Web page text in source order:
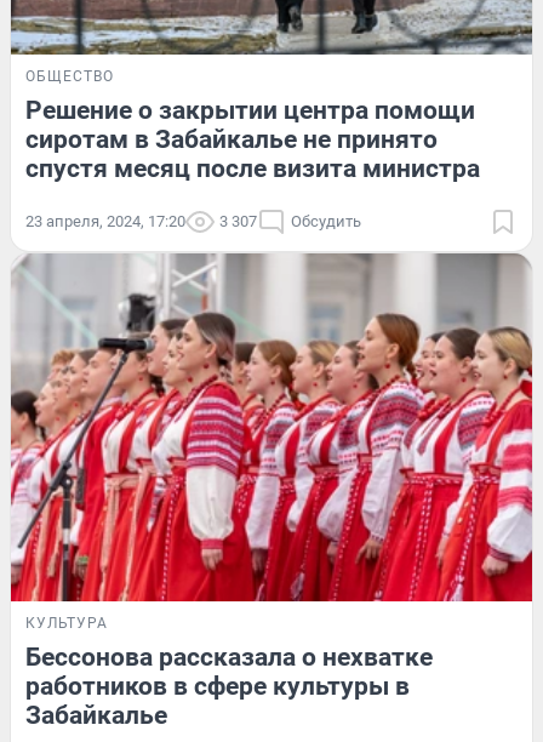
ОБЩЕСТВО
Решение о закрытии центра помощи
сиротам в Забайкалье не принято
спустя месяц после визита министра
23 апреля, 2024, 17:20 3 307 Обсудить
КУЛЬТУРА
Бессонова рассказала о нехватке
работников в сфере культуры в
Забайкалье